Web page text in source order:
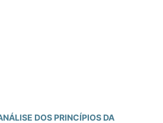
DOS PRINCÍPIOS DA